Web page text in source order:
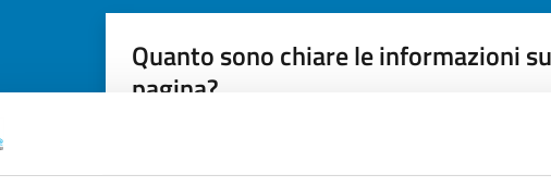
Quanto sono chiare le informazioni
pagina?